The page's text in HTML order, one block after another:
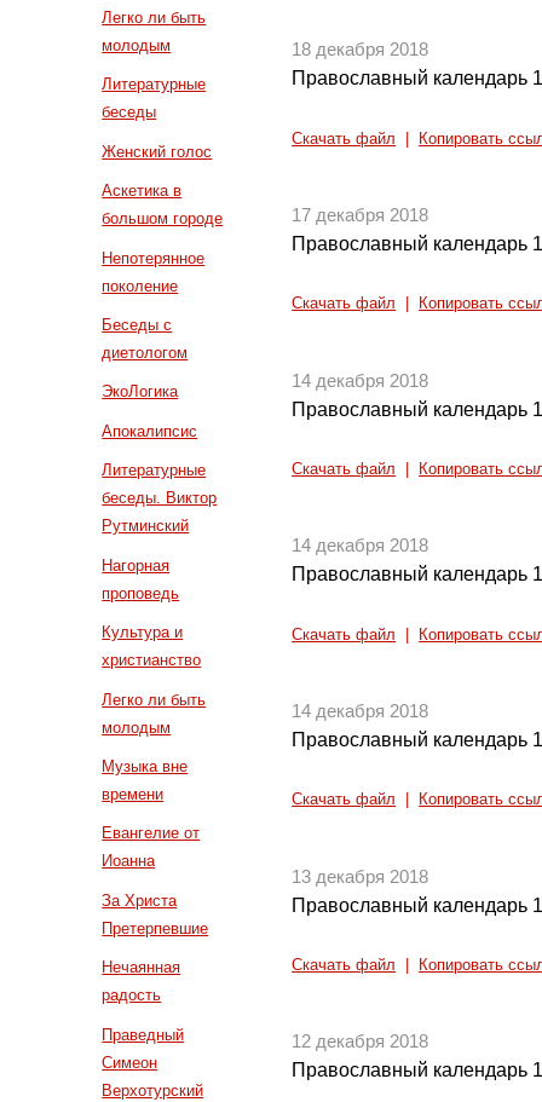
Легко ли быть
молодым
Литературные
беседы
Женский голос
Аскетика в
большом городе
Непотерянное
поколение
Беседы с
диетологом
ЭкоЛогика
Апокалипсис
Литературные
беседы. Виктор
Рутминский
Нагорная
проповедь
Культура и
христианство
Легко ли быть
молодым
Музыка вне
времени
Евангелие от
Иоанна
За Христа
Претерпевшие
Нечаянная
радость
Праведный
Симеон
Верхотурский
18 декабря 2018
Православный календарь
Скачать файл Копировать
17 декабря 2018
Православный календарь
Скачать файл Копировать
14 декабря 2018
Православный календарь
Скачать файл Копировать
14 декабря 2018
Православный календарь
Скачать файл Копировать
14 декабря 2018
Православный календарь
Скачать файл Копировать
13 декабря 2018
Православный календарь
Скачать файл Копировать
12 декабря 2018
Православный календарь